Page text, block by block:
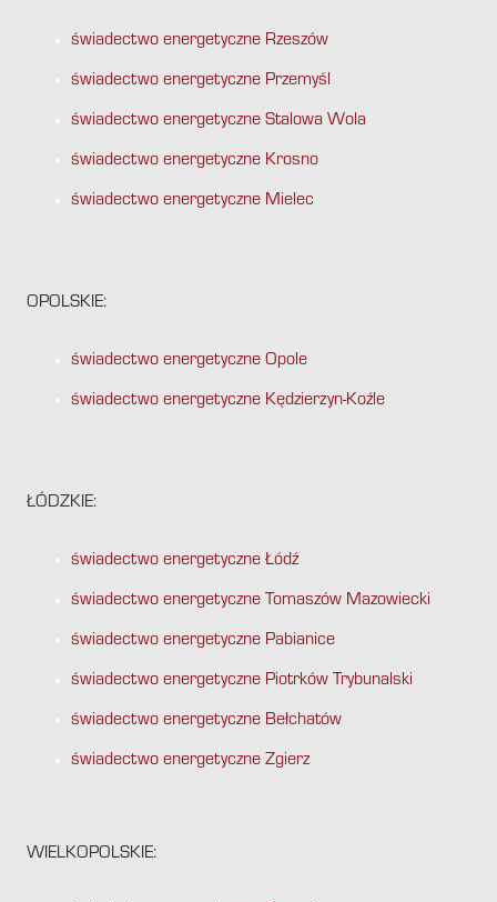
świadectwo energetyczne Rzeszów
świadectwo energetyczne Przemyśl
świadectwo energetyczne Stalowa Wola
świadectwo energetyczne Krosno
świadectwo energetyczne Mielec
OPOLSKIE:
świadectwo energetyczne Opole
świadectwo energetyczne Kędzierzyn-Koźle
ŁÓDZKIE:
świadectwo energetyczne Łódź
świadectwo energetyczne Tomaszów Mazowiecki
świadectwo energetyczne Pabianice
świadectwo energetyczne Piotrków Trybunalski
świadectwo energetyczne Bełchatów
świadectwo energetyczne Zgierz
WIELKOPOLSKIE: